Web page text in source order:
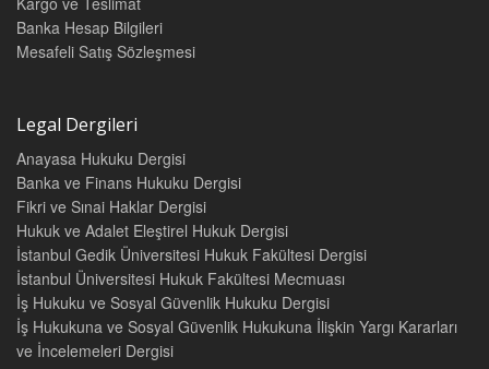
Banka Hesap Bilgileri
Mesafeli Satış Sözleşmesi
Legal Dergileri
Anayasa Hukuku Dergisi
Banka ve Finans Hukuku Dergisi
Fikri ve Sınai Haklar Dergisi
Hukuk ve Adalet Eleştirel Hukuk Dergisi
İstanbul Gedik Üniversitesi Hukuk Fakültesi Dergisi
İstanbul Üniversitesi Hukuk Fakültesi Mecmuası
İş Hukuku ve Sosyal Güvenlik Hukuku Dergisi
İş Hukukuna ve Sosyal Güvenlik Hukukuna İlişkin Yargı Kararları
ve İncelemeleri Dergisi